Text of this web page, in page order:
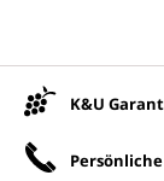
K&U